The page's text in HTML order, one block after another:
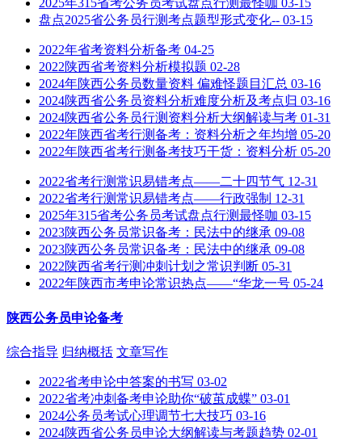
2025年315省考公务员考试盘点行测最怪咖 03-15
盘点2025省公务员行测考点题型形式变化-- 03-15
2022年省考资料分析备考 04-25
2022陕西省考资料分析模拟题 02-28
2024年陕西公务员数量资料 偏难怪题目汇总 03-16
2024陕西省公务员资料分析难度分析及考点归 03-16
2024陕西省公务员行测资料分析大纲解读与考 01-31
2022年陕西省考行测备考：资料分析之年均增 05-20
2022年陕西省考行测备考技巧干货：资料分析 05-20
2022省考行测常识易错考点——二十四节气 12-31
2022省考行测常识易错考点——行政强制 12-31
2025年315省考公务员考试盘点行测最怪咖 03-15
2023陕西公务员常识备考：民法中的继承 09-08
2023陕西公务员常识备考：民法中的继承 09-08
2022陕西省考行测冲刺计划之常识判断 05-31
2022年陕西市考申论常识热点——“华龙一号 05-24
陕西公务员申论备考
综合指导 归纳概括 文章写作
2022省考申论中答案的书写 03-02
2022省考冲刺备考申论助你“破茧成蝶” 03-01
2024公务员考试心理调节七大技巧 03-16
2024陕西省公务员申论大纲解读与考题趋势 02-01